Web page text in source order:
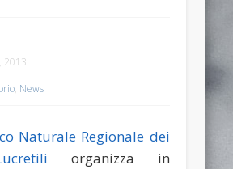
2013
, News
Naturale Regionale dei
organizza in